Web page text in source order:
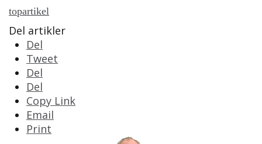
topartikel
Del artikler
Del
Tweet
Del
Del
Copy Link
Email
Print